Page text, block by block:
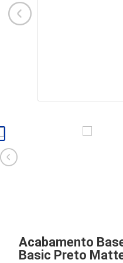
Acabamento
Basic Preto